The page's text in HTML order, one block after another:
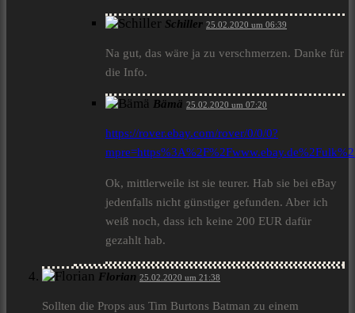
Schiller 25.02.2020 um 06:39
Na gut, das wäre ja zu verschmerzen. Danke für
die Info.
Bämä 25.02.2020 um 07:20
https://rover.ebay.com/rover/0/0/0?
Ok, mittlerweile ist sie teurer. Hab sie bei eBay
jedenfalls nicht günstiger gefunden. Aber ich
weiß noch, dass ich keine 200 EUR dafür
gezahlt hab.
Florian 25.02.2020 um 21:38
Sollten die Props aus Tim Burtons Batman zu einem